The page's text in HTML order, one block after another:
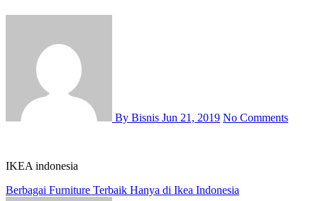
By Bisnis Jun 21, 2019 No Comments
IKEA indonesia
Post
Berbagai Furniture Terbaik Hanya di Ikea Indonesia